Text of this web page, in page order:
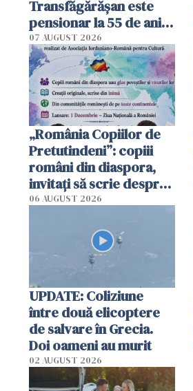
Transfăgărășan este
pensionar la 55 de ani.
Poliția l-a identificat
07 AUGUST 2026
„România Copiilor de
Pretutindeni”: copiii
români din diaspora,
invitați să scrie despre
România într-un volum
06 AUGUST 2026
UPDATE: Coliziune
între două elicoptere
de salvare în Grecia.
Doi oameni au murit
02 AUGUST 2026